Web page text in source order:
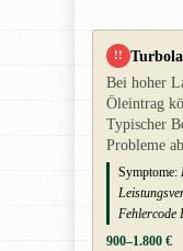
!!
Bei hoher
Öleintrag
Typischer
Probleme
Symptome:
Fehlercode
900–1.800 €